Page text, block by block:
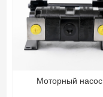
Моторный насос